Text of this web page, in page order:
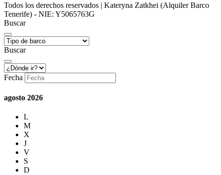
Todos los derechos reservados | Kateryna Zatkhei (Alquiler Barco
Tenerife) - NIE: Y5065763G
Buscar
Buscar
Fecha
agosto 2026
L
M
X
J
V
S
D